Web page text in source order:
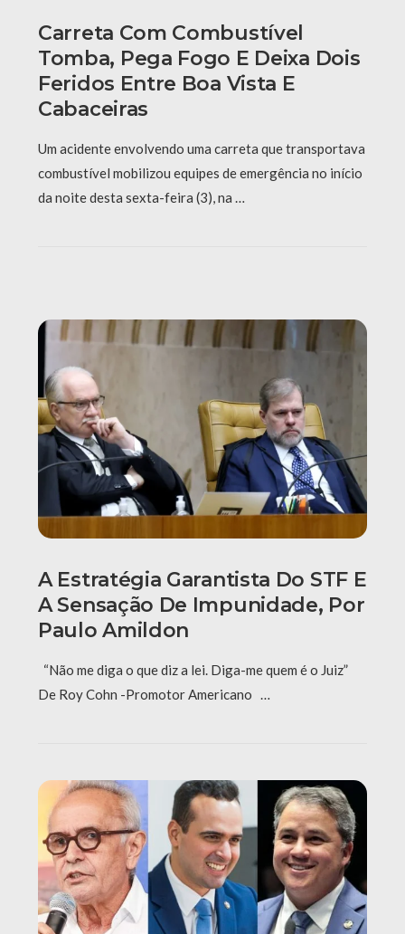
Carreta Com Combustível
Tomba, Pega Fogo E Deixa Dois
Feridos Entre Boa Vista E
Cabaceiras
Um acidente envolvendo uma carreta que transportava
combustível mobilizou equipes de emergência no início
da noite desta sexta-feira (3), na …
A Estratégia Garantista Do STF E
A Sensação De Impunidade, Por
Paulo Amildon
“Não me diga o que diz a lei. Diga-me quem é o Juiz”
De Roy Cohn -Promotor Americano …